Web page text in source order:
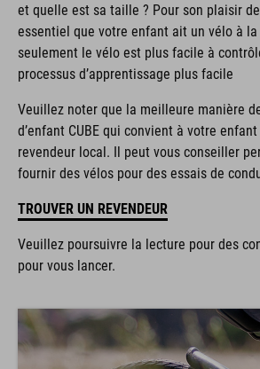
et quelle est sa taille ? Pour son plaisir
essentiel que votre enfant ait un vélo à
seulement le vélo est plus facile à
processus d’apprentissage plus facile
Veuillez noter que la meilleure manière
d’enfant CUBE qui convient à votre
revendeur local. Il peut vous conseiller
fournir des vélos pour des essais de
TROUVER UN REVENDEUR
Veuillez poursuivre la lecture pour des
pour vous lancer.